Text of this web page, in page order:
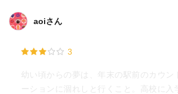
また、直也の心情はあまり描かれないも
報からこの時はこんな気持ちだったのか
aoiさん
3
幼い頃からの夢は、年末の駅前のカウン
ーションに涸れしと行くこと。高校に入